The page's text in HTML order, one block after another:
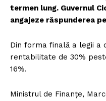
termen lung. Guvernul
angajeze răspunderea
Din forma finală a legii a
rentabilitate de 30%
16%.
Ministrul de Finanțe,